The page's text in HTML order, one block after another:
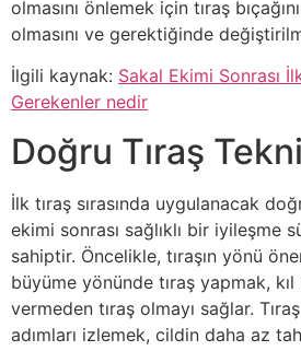
olmasını önlemek için tıraş
olmasını ve gerektiğinde
İlgili kaynak: Sakal Ekimi Sonrası
Gerekenler nedir
Doğru Tıraş
İlk tıraş sırasında uygulanacak
ekimi sonrası sağlıklı bir iyileşme
sahiptir. Öncelikle, tıraşın yönü
büyüme yönünde tıraş yapmak,
vermeden tıraş olmayı sağlar.
adımları izlemek, cildin daha az